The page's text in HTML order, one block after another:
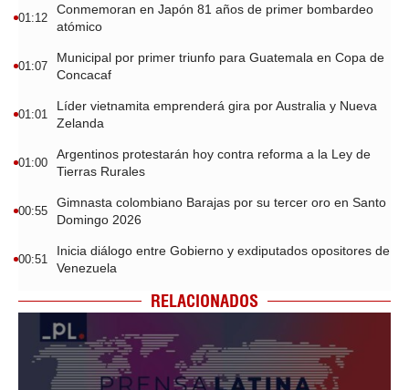
01:12
Conmemoran en Japón 81 años de primer bombardeo
atómico
01:07
Municipal por primer triunfo para Guatemala en Copa de
Concacaf
01:01
Líder vietnamita emprenderá gira por Australia y Nueva
Zelanda
01:00
Argentinos protestarán hoy contra reforma a la Ley de
Tierras Rurales
00:55
Gimnasta colombiano Barajas por su tercer oro en Santo
Domingo 2026
00:51
Inicia diálogo entre Gobierno y exdiputados opositores de
Venezuela
RELACIONADOS